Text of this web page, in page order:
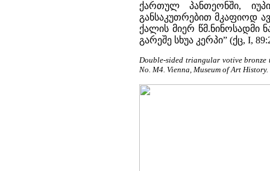
ქართულ პანთეონში,
განსაკუთრებით მკაფიოდ
ქალის მიერ წმ.ნინოსადმი
გარეშე სხუა კერპი” (ქც, I,
Double-sided triangular votive bronze
No. M4. Vienna, Museum of Art History.